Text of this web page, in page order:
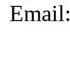
Email: